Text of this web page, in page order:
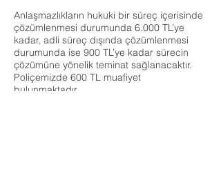
Anlaşmazlıkların hukuki bir süreç içerisinde
çözümlenmesi durumunda 6.000 TL’ye
kadar, adli süreç dışında çözümlenmesi
durumunda ise 900 TL’ye kadar sürecin
çözümüne yönelik teminat sağlanacaktır.
Poliçemizde 600 TL muafiyet
bulunmaktadır.